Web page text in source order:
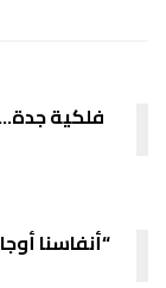
فلكية
“أنفاسنا